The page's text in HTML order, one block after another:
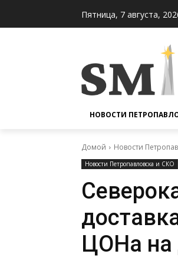
Пятница, 7 августа,
НОВОСТИ
Домой Новости
Новости Петропавловска и СКО
ЦОНа на